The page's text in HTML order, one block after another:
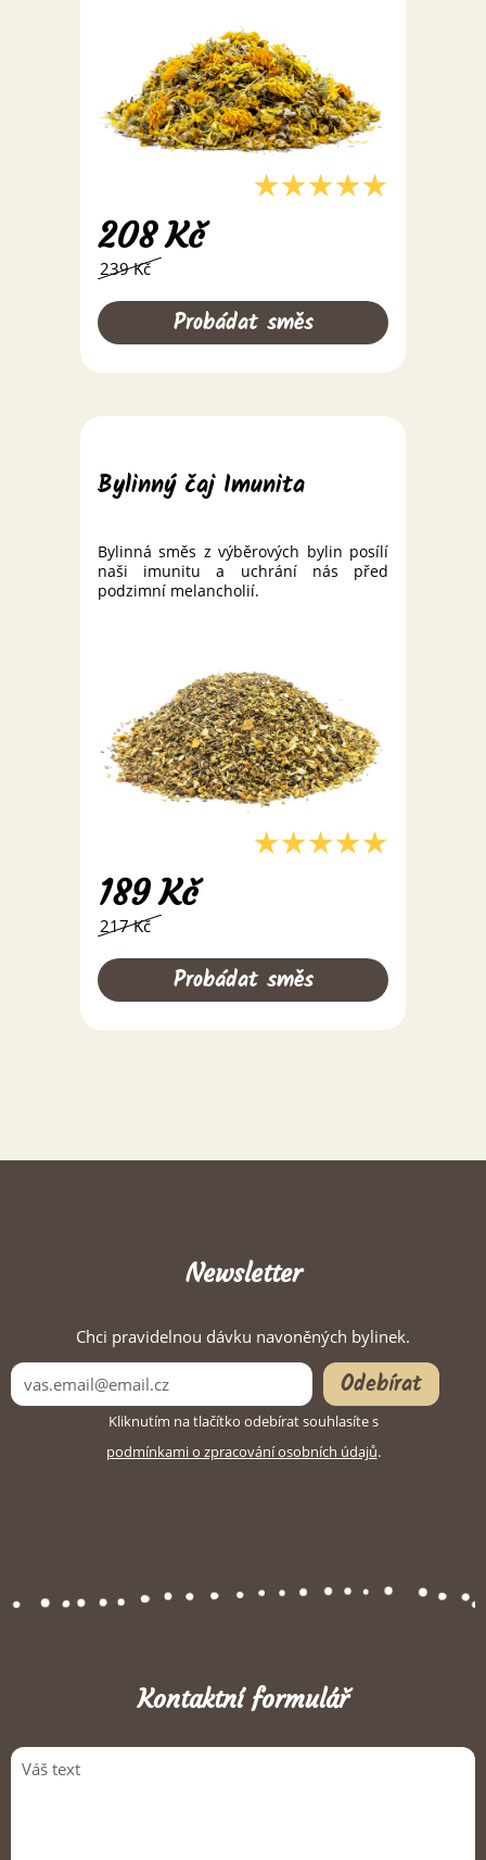
208 Kč
239 Kč
Probádat směs
Bylinný čaj Imunita
Bylinná směs z výběrových bylin posílí
naši imunitu a uchrání nás před
podzimní melancholií.
189 Kč
217 Kč
Probádat směs
Newsletter
Chci pravidelnou dávku navoněných bylinek.
Odebírat
Kliknutím na tlačítko odebírat souhlasíte s
podmínkami o zpracování osobních údajů.
Kontaktní formulář